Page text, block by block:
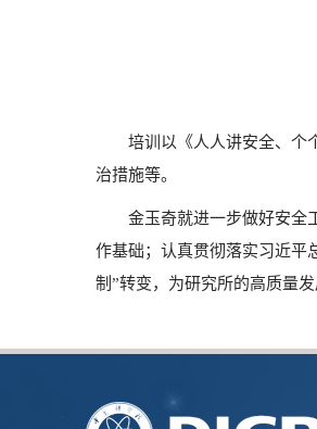
培训以《人人讲安全、个
治措施等。
金玉奇就进一步做好安全
作基础；认真贯彻落实习近平
制”转变，为研究所的高质量